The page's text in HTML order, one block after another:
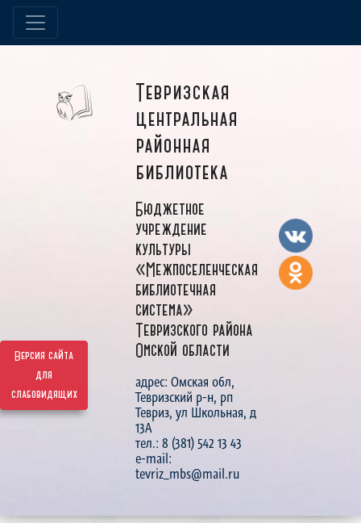
Версия сайта
для
слабовидящих
Тевризская
центральная
районная
библиотека
Бюджетное
учреждение
культуры
«Межпоселенческая
библиотечная
система»
Тевризского района
Омской области
адрес: Омская обл,
Тевризский р-н, рп
Тевриз, ул Школьная, д
13А
тел.: 8 (381) 542 13 43
e-mail:
tevriz_mbs@mail.ru